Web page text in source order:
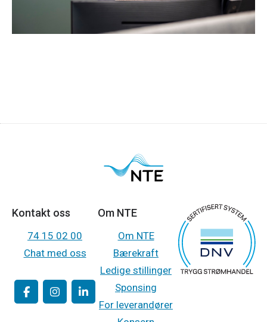
Kontakt oss
74 15 02 00
Chat med oss
Om NTE
Om NTE
Bærekraft
Ledige stillinger
Sponsing
For leverandører